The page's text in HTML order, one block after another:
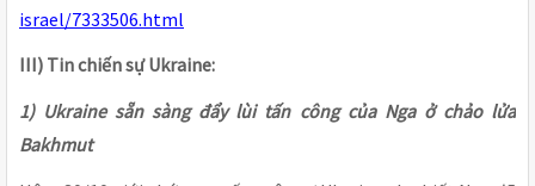
israel/7333506.html
III) Tin chiến sự Ukraine:
1) Ukraine sẵn sàng đẩy lùi tấn công của Nga ở chảo lửa
Bakhmut